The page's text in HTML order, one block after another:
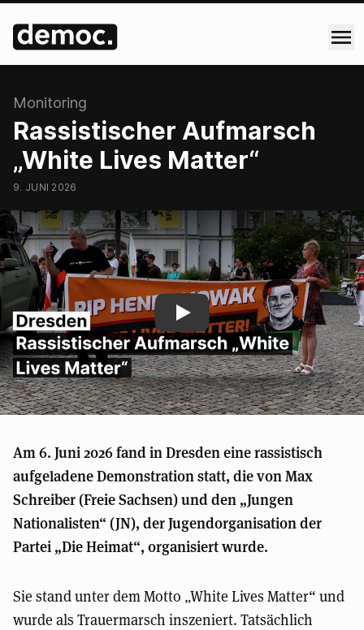
Monitoring
Rassistischer Aufmarsch
„White Lives Matter“
9. JUNI 2026
Rassistischer Aufmarsch
Am 6. Juni 2026 fand in Dresden eine rassistisch
aufgeladene Demonstration statt, die von Max
Schreiber (Freie Sachsen) und den „Jungen
Nationalisten“ (JN), der Jugendorganisation der
Partei „Die Heimat“, organisiert wurde.
Sie stand unter dem Motto „White Lives Matter“ und
wurde als Trauermarsch inszeniert. Tatsächlich